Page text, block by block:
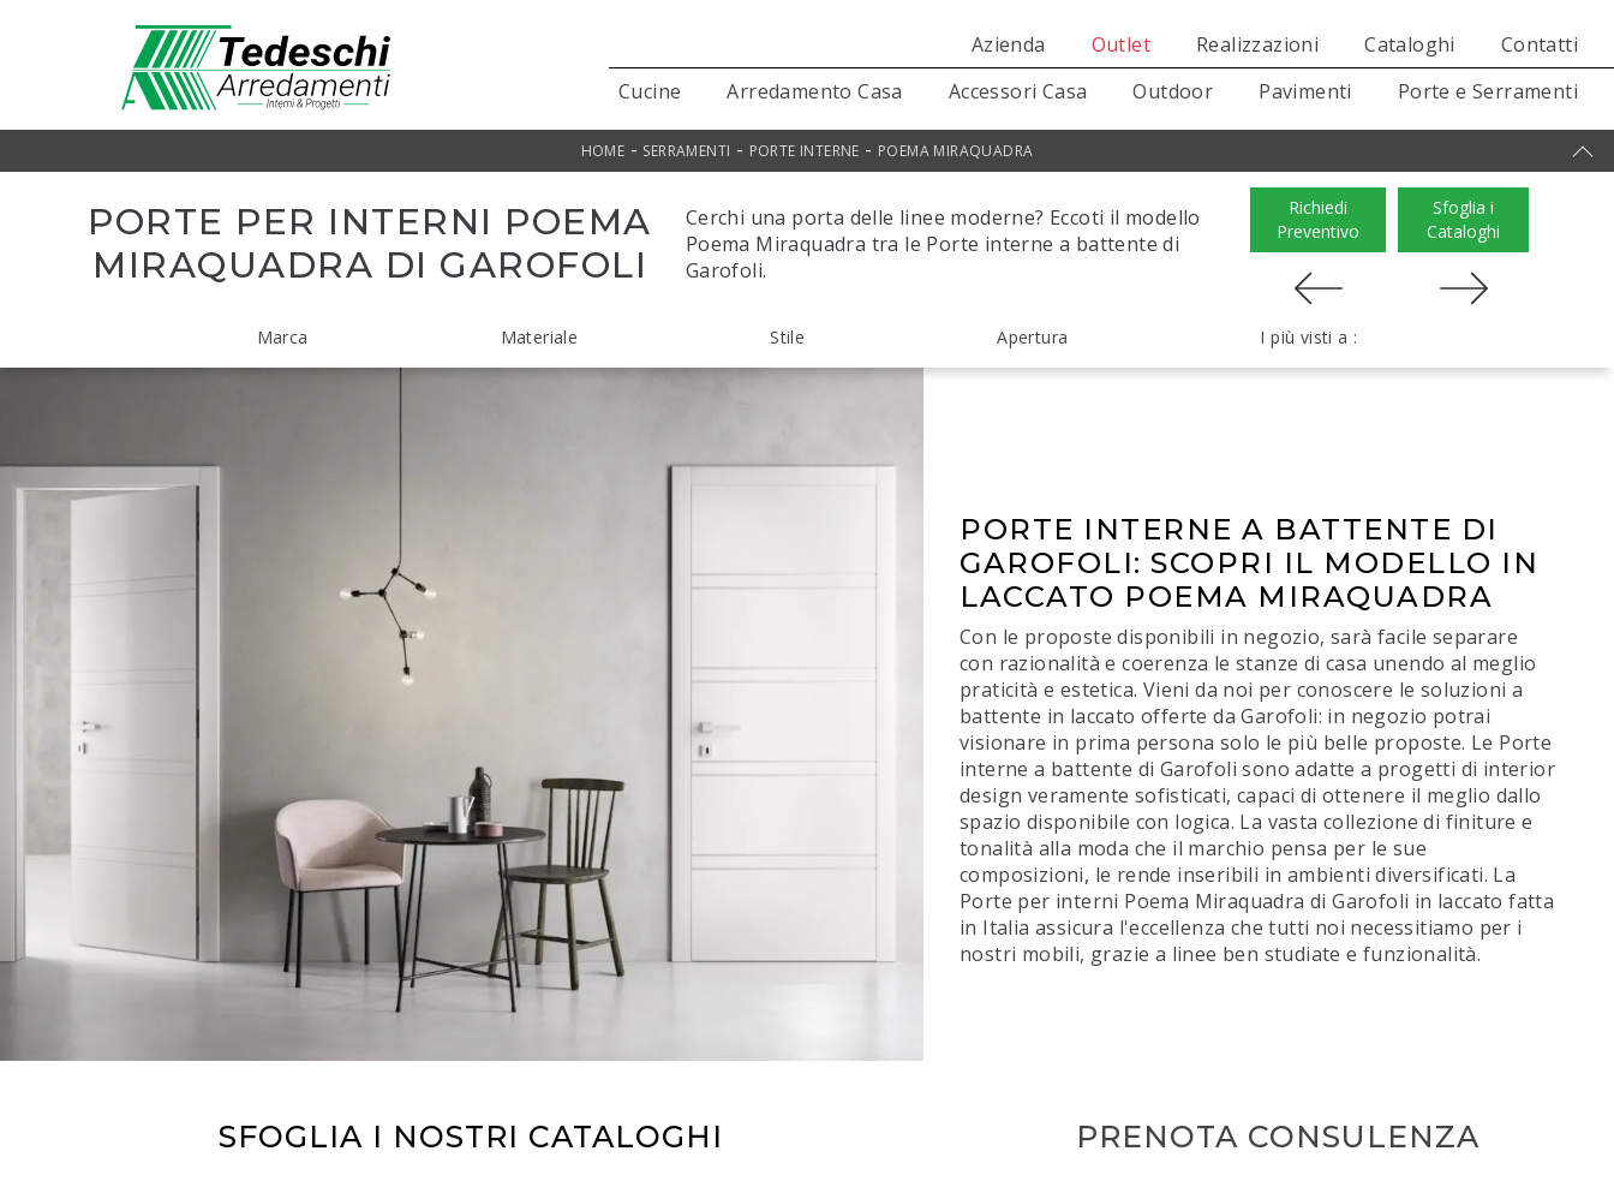
Azienda Outlet Realizzazioni Cataloghi
Contatti
Cucine
Arredamento Casa Accessori Casa Outdoor Pavimenti Porte e Serramenti
HOME - SERRAMENTI - PORTE INTERNE - POEMA MIRAQUADRA
PORTE PER INTERNI POEMA
MIRAQUADRA DI GAROFOLI
Cerchi una porta delle linee moderne? Eccoti il modello
Poema Miraquadra tra le Porte interne a battente di
Garofoli.
Richiedi
Preventivo
Sfoglia i
Cataloghi
Marca Materiale Stile Apertura I più visti a :
PORTE INTERNE A BATTENTE DI
GAROFOLI: SCOPRI IL MODELLO IN
LACCATO POEMA MIRAQUADRA
Con le proposte disponibili in negozio, sarà facile separare
con razionalità e coerenza le stanze di casa unendo al meglio
praticità e estetica. Vieni da noi per conoscere le soluzioni a
battente in laccato offerte da Garofoli: in negozio potrai
visionare in prima persona solo le più belle proposte. Le Porte
interne a battente di Garofoli sono adatte a progetti di interior
design veramente sofisticati, capaci di ottenere il meglio dallo
spazio disponibile con logica. La vasta collezione di finiture e
tonalità alla moda che il marchio pensa per le sue
composizioni, le rende inseribili in ambienti diversificati. La
Porte per interni Poema Miraquadra di Garofoli in laccato fatta
in Italia assicura l'eccellenza che tutti noi necessitiamo per i
nostri mobili, grazie a linee ben studiate e funzionalità.
SFOGLIA I NOSTRI CATALOGHI PRENOTA CONSULENZA